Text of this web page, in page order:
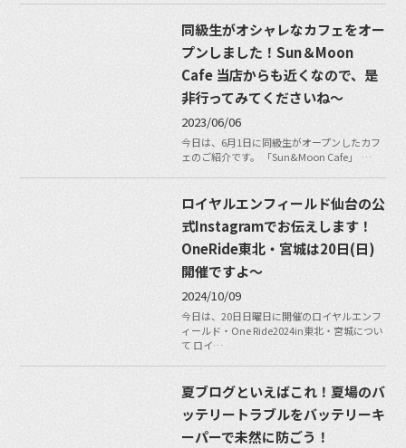
同級生がオシャレなカフェをオー
プンしました！Sun＆Moon
Cafe 当店からも近くなので、是
非行ってみてくださいね〜
2023/06/06
今日は、6月1日に同級生がオープンしたカフ
ェのご紹介です。 「Sun&Moon Cafe」 …
ロイヤルエンフィールド仙台の公
式Instagramでお伝えします！
OneRide東北・宮城は20日(日)
開催ですよ〜
2024/10/09
今日は、20日日曜日に開催のロイヤルエンフ
ィールド・One Ride2024in東北・宮城につい
て ロイ…
夏ブログといえばこれ！夏場のバ
ッテリートラブルをバッテリーキ
ーパーで未然に防ごう！